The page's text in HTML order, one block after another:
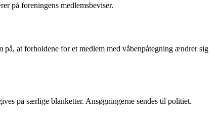
på foreningens medlemsbeviser.
at forholdene for et medlem med våbenpåtegning ændrer sig
på særlige blanketter. Ansøgningerne sendes til politiet.